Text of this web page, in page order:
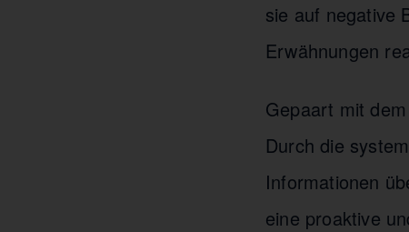
sie auf negative
Erwähnungen
Gepaart mit
Durch die
Informationen
eine proaktive